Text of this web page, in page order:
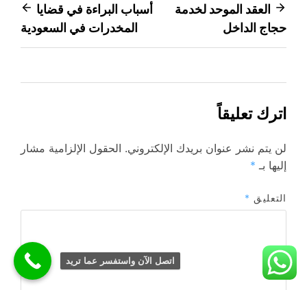
تصفّح
المقالات
العقد الموحد لخدمة
حجاج الداخل
أسباب البراءة في قضايا
المخدرات في السعودية
اترك تعليقاً
لن يتم نشر عنوان بريدك الإلكتروني. الحقول الإلزامية مشار
إليها بـ *
التعليق *
اتصل الآن واستفسر عما تريد